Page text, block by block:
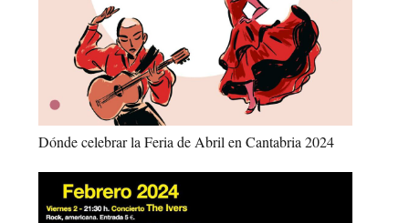
Dónde celebrar la Feria de Abril en Cantabria 2024